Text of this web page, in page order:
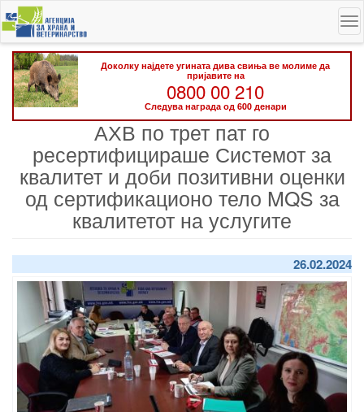
Skip
to
main
content
Доколку најдете угината дива свиња ве молиме да
пријавите на
0800 00 210
Следува награда од 600 денари
АХВ по трет пат го
ресертифицираше Системот за
квалитет и доби позитивни оценки
од сертификационо тело MQS за
квалитетот на услугите
26.02.2024